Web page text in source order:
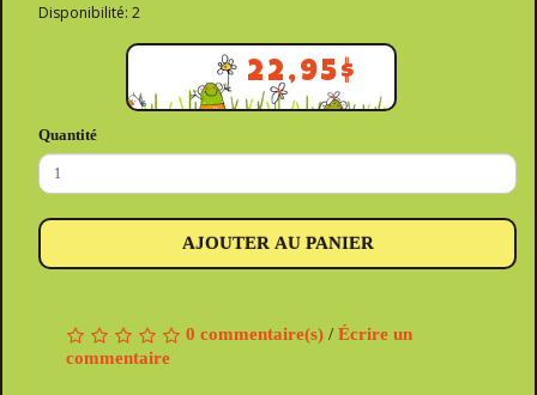
Disponibilité: 2
22,95$
Quantité
AJOUTER AU PANIER
0 commentaire(s) / Écrire un
commentaire